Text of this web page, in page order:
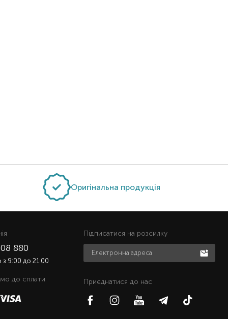
Оригінальна продукція
880
9:00 до 21:00
до сплати
Підписатися на розсилку
Приєднатися до нас